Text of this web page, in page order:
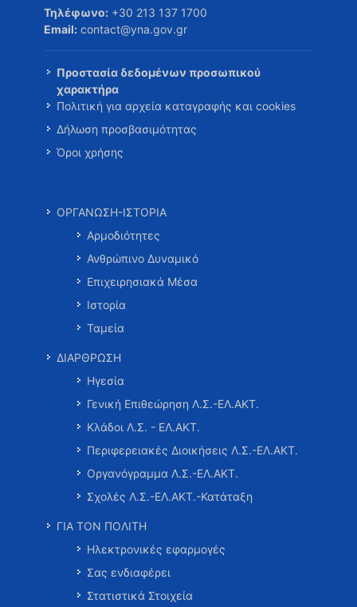
Τηλέφωνο: +30 213 137 1700
Email: contact@yna.gov.gr
Προστασία δεδομένων προσωπικού
χαρακτήρα
Πολιτική για αρχεία καταγραφής και cookies
Δήλωση προσβασιμότητας
Όροι χρήσης
ΟΡΓΑΝΩΣΗ-ΙΣΤΟΡΙΑ
Αρμοδιότητες
Ανθρώπινο Δυναμικό
Επιχειρησιακά Μέσα
Ιστορία
Ταμεία
ΔΙΑΡΘΡΩΣΗ
Ηγεσία
Γενική Επιθεώρηση Λ.Σ.-ΕΛ.ΑΚΤ.
Κλάδοι Λ.Σ. - ΕΛ.ΑΚΤ.
Περιφερειακές Διοικήσεις Λ.Σ.-ΕΛ.ΑΚΤ.
Οργανόγραμμα Λ.Σ.-ΕΛ.ΑΚΤ.
Σχολές Λ.Σ.-ΕΛ.ΑΚΤ.-Κατάταξη
ΓΙΑ ΤΟΝ ΠΟΛΙΤΗ
Ηλεκτρονικές εφαρμογές
Σας ενδιαφέρει
Στατιστικά Στοιχεία